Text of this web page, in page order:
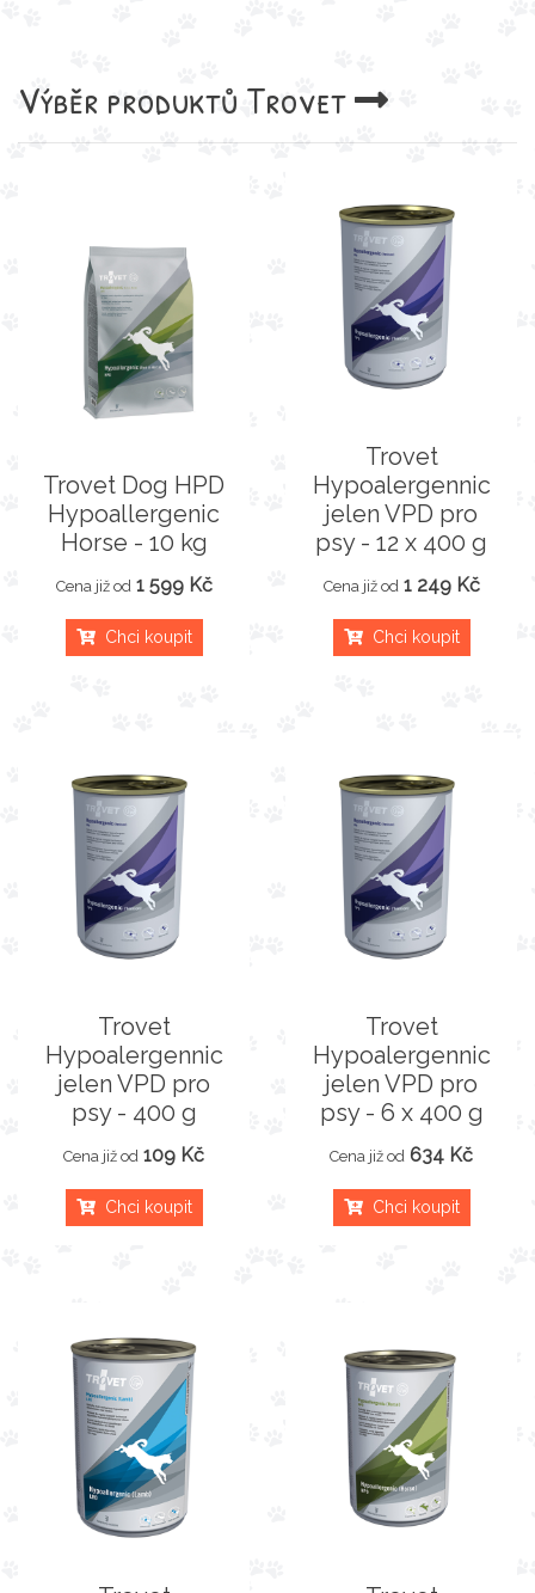
Výběr produktů Trovet
Trovet Dog HPD
Hypoallergenic
Horse - 10 kg
Cena již od 1 599 Kč
Chci koupit
Trovet
Hypoalergennic
jelen VPD pro
psy - 12 x 400 g
Cena již od 1 249 Kč
Chci koupit
Trovet
Hypoalergennic
jelen VPD pro
psy - 400 g
Cena již od 109 Kč
Chci koupit
Trovet
Hypoalergennic
jelen VPD pro
psy - 6 x 400 g
Cena již od 634 Kč
Chci koupit